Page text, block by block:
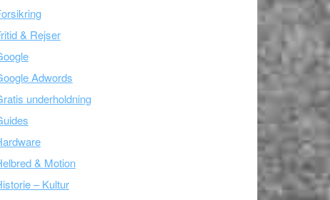
& Rejser
Adwords
underholdning
& Motion
– Kultur